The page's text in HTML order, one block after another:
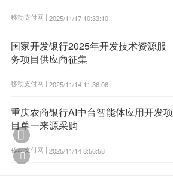
移动支付网 | 2025/11/17 10:33:10
国家开发银行2025年开发技术资源服
务项目供应商征集
移动支付网 | 2025/11/14 11:36:06
重庆农商银行AI中台智能体应用开发项
目单一来源采购
移动支付网 | 2025/11/14 8:56:58

